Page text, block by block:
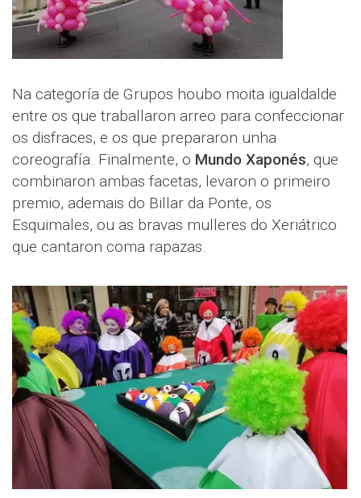
Na categoría de Grupos houbo moita igualdalde
entre os que traballaron arreo para confeccionar
os disfraces, e os que prepararon unha
coreografía. Finalmente, o Mundo Xaponés, que
combinaron ambas facetas, levaron o primeiro
premio, ademais do Billar da Ponte, os
Esquimales, ou as bravas mulleres do Xeriátrico
que cantaron coma rapazas.